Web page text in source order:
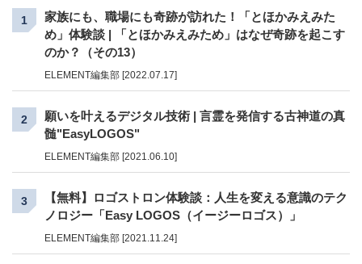
1
家族にも、職場にも奇跡が訪れた！「とほかみえみた
め」体験談 | 「とほかみえみため」はなぜ奇跡を起こす
のか？（その13）
ELEMENT編集部 [2022.07.17]
2
願いを叶えるデジタル技術 | 言霊を発信する古神道の真
髄"EasyLOGOS"
ELEMENT編集部 [2021.06.10]
3
【無料】ロゴストロン体験談：人生を変える意識のテク
ノロジー「Easy LOGOS（イージーロゴス）」
ELEMENT編集部 [2021.11.24]